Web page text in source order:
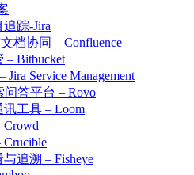
踪-Jira
档协同 – Confluence
– Bitbucket
Jira Service Management
答平台 – Rovo
工具 – Loom
Crowd
追溯 – Fisheye